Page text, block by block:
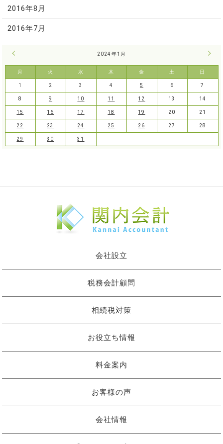
2016年8月
2016年7月
2024年1月
月 火 水 木 金 土 日
2月
1 2 3 4 5 6 7
8 9 10 11 12 13 14
15 16 17 18 19 20 21
22 23 24 25 26 27 28
29 30 31
会社設立
税務会計顧問
相続税対策
お役立ち情報
料金案内
お客様の声
会社情報